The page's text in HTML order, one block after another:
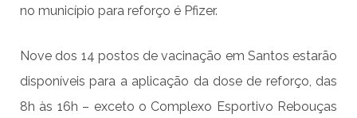
no município para reforço é Pfizer.
Nove dos 14 postos de vacinação em Santos estarão
disponíveis para a aplicação da dose de reforço, das
8h às 16h – exceto o Complexo Esportivo Rebouças